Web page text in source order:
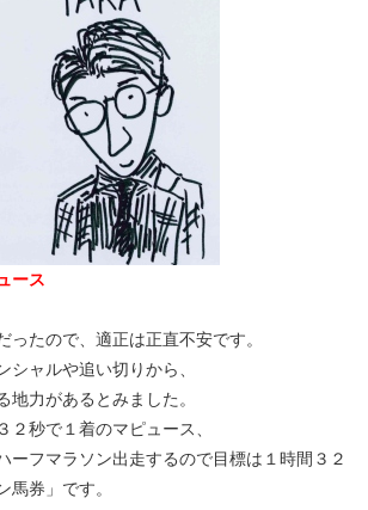
ース
ったので、適正は正直不安です。
シャルや追い切りから、
地力があるとみました。
２秒で１着のマピュース、
ーフマラソン出走するので目標は１時間３２
馬券」です。